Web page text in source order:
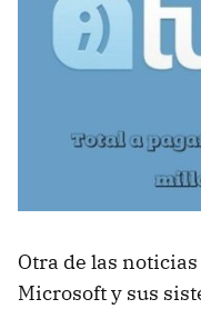
Otra de las
Microsoft y sus